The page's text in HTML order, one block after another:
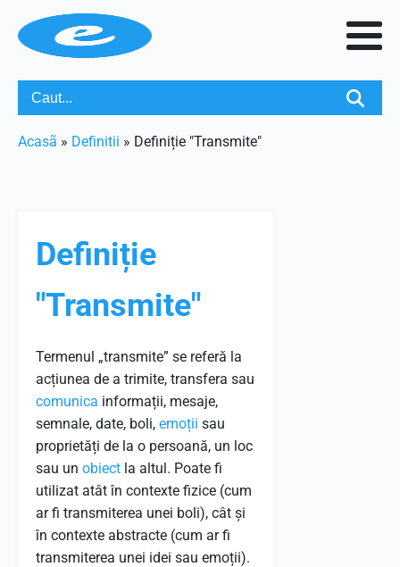
Acasã » Definitii » Definiție "Transmite"
Definiție
"Transmite"
Termenul „transmite” se referă la
acțiunea de a trimite, transfera sau
comunica informații, mesaje,
semnale, date, boli, emoții sau
proprietăți de la o persoană, un loc
sau un obiect la altul. Poate fi
utilizat atât în contexte fizice (cum
ar fi transmiterea unei boli), cât și
în contexte abstracte (cum ar fi
transmiterea unei idei sau emoții).